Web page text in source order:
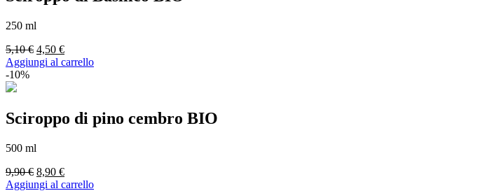
250 ml
5,10€ Il
prezzo
4,50 €Il
prezzo
Aggiungi al carrello
-10%
Sciroppo di pino cembro BIO
500 ml
9,90€ Il
prezzo
8,90 €Il
prezzo
Aggiungi al carrello